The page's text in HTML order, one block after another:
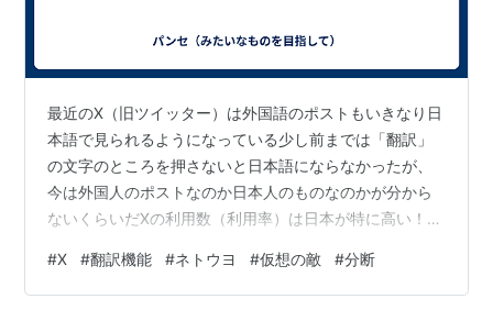
最近のX（旧ツイッター）は外国語のポストもいきなり日
本語で見られるようになっている少し前までは「翻訳」
の文字のところを押さないと日本語にならなかったが、
今は外国人のポストなのか日本人のものなのかが分から
ないくらいだXの利用数（利用率）は日本が特に高い！と
日本語で見られるということは日本語のポストを英語と
かフランス語とかでも見られているということだそうし
#X #翻訳機能 #ネトウヨ #仮想の敵 #分断